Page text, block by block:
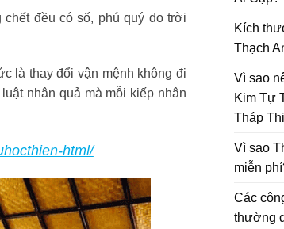
đều có số, phú quý do trời
là thay đổi vận mệnh không đi
nhân quả mà mỗi kiếp nhân
html/
Kích
Thạch
Vì sao
Kim Tự
Tháp
Vì sao
miễn
Các
thường